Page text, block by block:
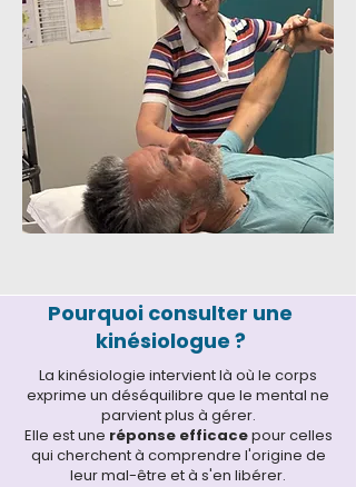
Pourquoi consulter une
kinésiologue ?
La kinésiologie intervient là où le corps
exprime un déséquilibre que le mental ne
parvient plus à gérer.
Elle est une réponse efficacepour celles
qui cherchent à comprendre l'origine de
leur mal-être et à s'en libérer.